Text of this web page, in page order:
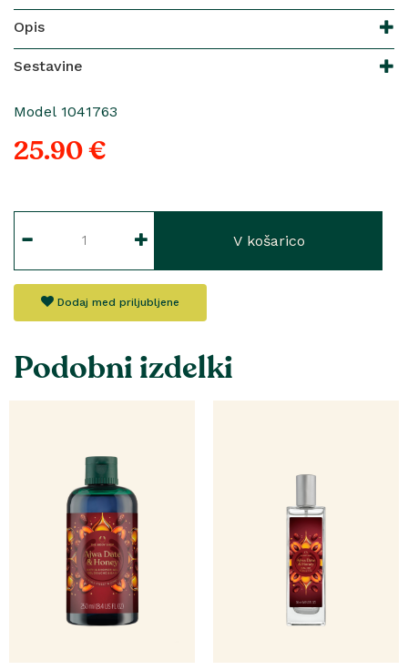
Opis
Sestavine
Model 1041763
25.90 €
V košarico
Dodaj med priljubljene
Podobni izdelki